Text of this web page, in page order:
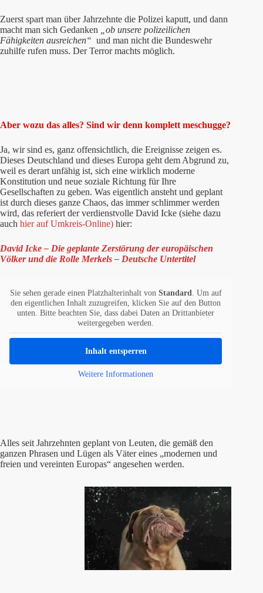
Zuerst spart man über Jahrzehnte die Polizei kaputt, und dann
macht man sich Gedanken
„ob unsere polizeilichen
Fähigkeiten ausreichen“ und man nicht die Bundeswehr
zuhilfe rufen muss. Der Terror machts möglich.
Aber wozu das alles? Sind wir denn komplett meschugge?
Ja, wir sind es, ganz offensichtlich, die Ereignisse zeigen es.
Dieses Deutschland und dieses Europa geht dem Abgrund zu,
weil es derart unfähig ist, sich eine wirklich moderne
Konstitution und neue soziale Richtung für Ihre
Gesellschaften zu geben. Was eigentlich ansteht und geplant
ist durch dieses ganze Chaos, das immer schlimmer werden
wird, das referiert der verdienstvolle David Icke (siehe dazu
auch hier auf Umkreis-Online) hier:
David Icke – Die geplante Zerstörung der europäischen
Völker und die Rolle Merkels – Deutsche Untertitel
Sie sehen gerade einen Platzhalterinhalt von Standard
. Um auf
den eigentlichen Inhalt zuzugreifen, klicken Sie auf den Button
unten. Bitte beachten Sie, dass dabei Daten an Drittanbieter
weitergegeben werden.
Inhalt entsperren
Weitere Informationen
Alles seit Jahrzehnten geplant von Leuten, die gemäß den
ganzen Phrasen und Lügen als Väter eines „modernen und
freien und vereinten Europas“ angesehen werden.